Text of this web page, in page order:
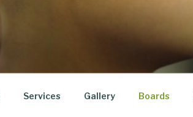
Services Gallery Boards